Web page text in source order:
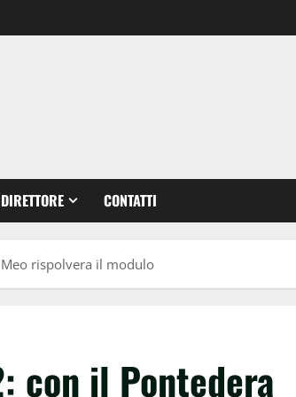
CONTATTI
rispolvera il modulo
con il Pontedera